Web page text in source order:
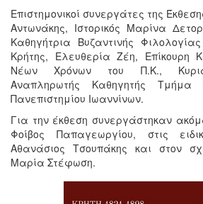
Επιστημονικοί συνεργάτες της
Αντωνάκης, Ιστορικός Μαρίνα
Καθηγήτρια Βυζαντινής
Κρήτης, Ελευθερία Ζέη, Επίκουρη
Νέων Χρόνων του Π.Κ.,
Αναπληρωτής Καθηγητής Τμήμα
Πανεπιστημίου Ιωαννίνων.
Για την έκθεση συνεργάστηκαν
Φοίβος Παπαγεωργίου, στις
Αθανάσιος Τσουπάκης και στον
Μαρία Στέφωση.